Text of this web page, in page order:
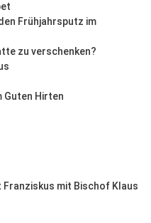
Frühjahrsputz im
zu verschenken?
Guten Hirten
mit Bischof Klaus